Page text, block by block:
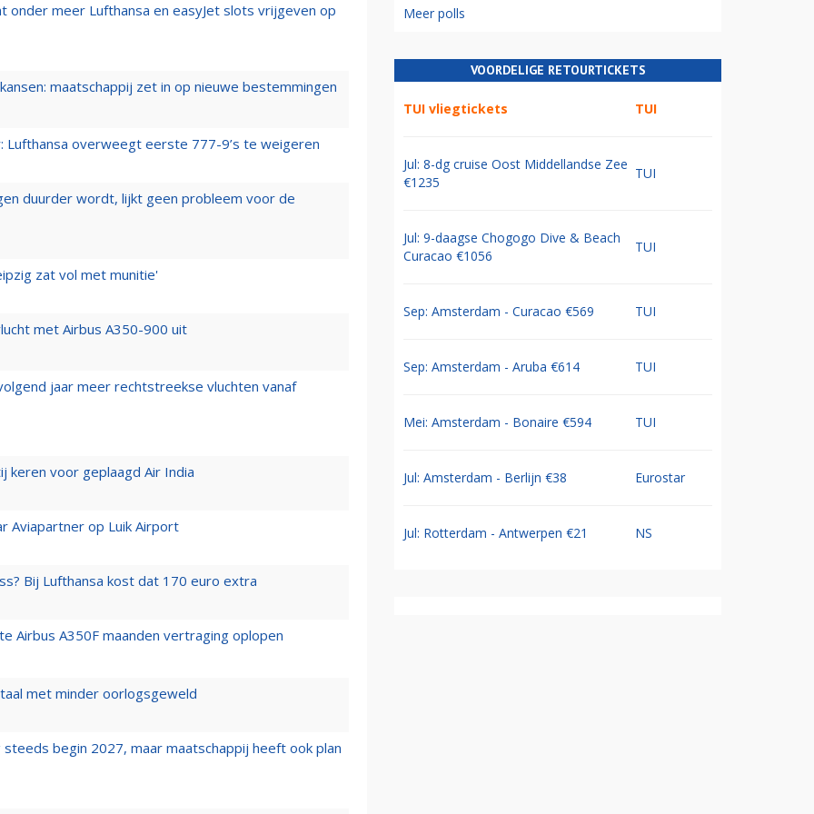
meer Lufthansa en easyJet slots vrijgeven op
maatschappij zet in op nieuwe bestemmingen
Lufthansa overweegt eerste 777-9’s te weigeren
duurder wordt, lijkt geen probleem voor de
zat vol met munitie'
met Airbus A350-900 uit
jaar meer rechtstreekse vluchten vanaf
keren voor geplaagd Air India
Aviapartner op Luik Airport
Bij Lufthansa kost dat 170 euro extra
Airbus A350F maanden vertraging oplopen
met minder oorlogsgeweld
begin 2027, maar maatschappij heeft ook plan
Meer polls
VOORDELIGE RETOURTICKETS
TUI vliegtickets TUI
Jul: 8-dg cruise Oost Middellandse Zee
€1235
TUI
Jul: 9-daagse Chogogo Dive & Beach
Curacao €1056
TUI
Sep: Amsterdam - Curacao €569 TUI
Sep: Amsterdam - Aruba €614 TUI
Mei: Amsterdam - Bonaire €594 TUI
Jul: Amsterdam - Berlijn €38 Eurostar
Jul: Rotterdam - Antwerpen €21 NS